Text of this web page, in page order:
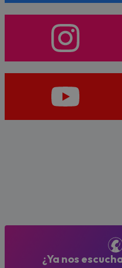
¿Ya nos